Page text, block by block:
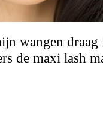
wangen draag
de maxi lash